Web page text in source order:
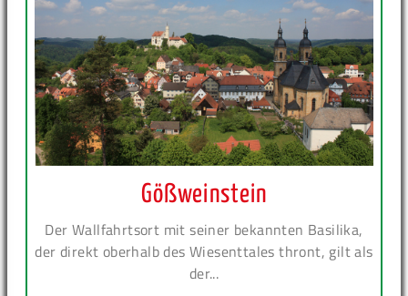
Gößweinstein
Der Wallfahrtsort mit seiner bekannten Basilika,
der direkt oberhalb des Wiesenttales thront, gilt als
der...